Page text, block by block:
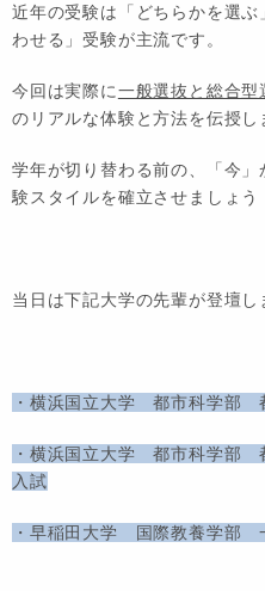
近年の受験は「どちらかを選
わせる」受験が主流です。
今回は実際に一般選抜と総合
のリアルな体験と方法を伝授し
学年が切り替わる前の、「 今
験スタイルを確立させましょう
当日は下記大学の先輩が登壇し
・横浜国立大学 都市科学部
・横浜国立大学 都市科学部
入試
・早稲田大学 国際教養学部